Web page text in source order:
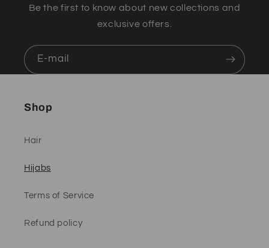
Be the first to know about new collections and
exclusive offers.
E-mail
Shop
Hair
Hijabs
Terms of Service
Refund policy